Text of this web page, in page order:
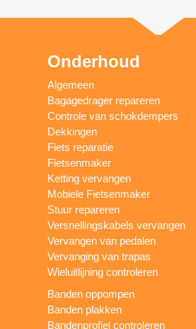
Onderhoud
Algemeen
Bagagedrager repareren
Controle van schokdempers
Dekkingen
Fiets reparatie
Fietsenmaker
Ketting vervangen
Mobiele Fietsenmaker
Stuur repareren
Versnellingskabels vervangen
Vervangen van pedalen
Vervanging van trapas
Wieluitlijning controleren
Banden oppompen
Banden plakken
Bandenprofiel controleren